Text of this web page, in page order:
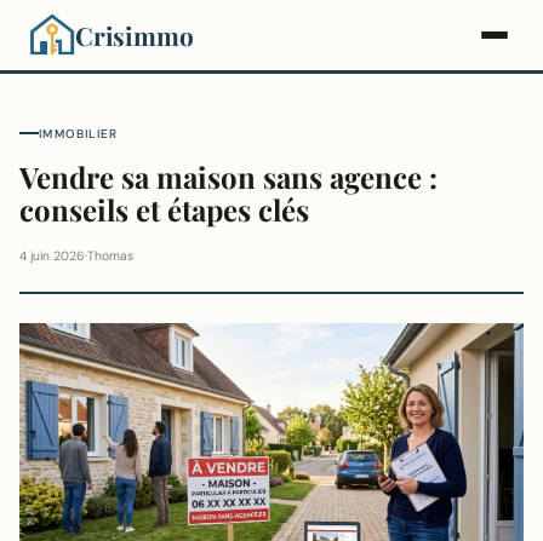
Crisimmo
IMMOBILIER
Vendre sa maison sans agence :
conseils et étapes clés
4 juin 2026·Thomas